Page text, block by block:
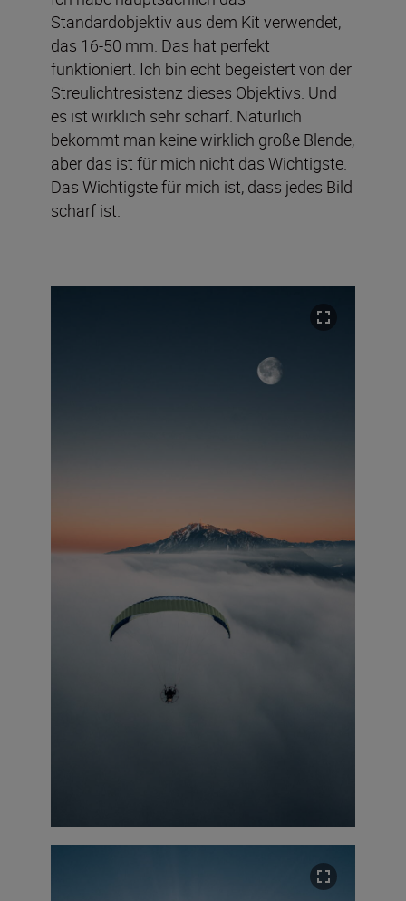
Standardobjektiv aus dem Kit verwendet,
das 16-50 mm. Das hat perfekt
funktioniert. Ich bin echt begeistert von der
Streulichtresistenz dieses Objektivs. Und
es ist wirklich sehr scharf. Natürlich
bekommt man keine wirklich große Blende,
aber das ist für mich nicht das Wichtigste.
Das Wichtigste für mich ist, dass jedes Bild
scharf ist.